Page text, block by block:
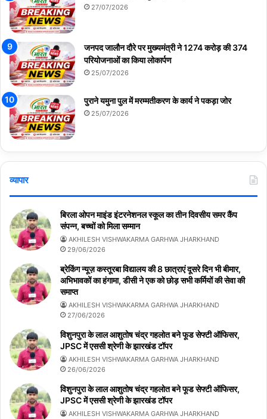
27/07/2026
जनपद जालौन दौरे पर मुख्यमंत्री ने 1274 करोड़ की 374
परियोजनाओं का किया लोकार्पण
25/07/2026
पुराने यमुना पुल में मरम्मतीकरण के कार्य ने पकड़ा जोर
25/07/2026
व्यापार
बिरला ओपन माइंड इंटरनेशनल स्कूल का तीन दिवसीय समर कैंप
संपन्न, बच्चों को मिला सम्मान
AKHILESH VISHWAKARMA GARHWA JHARKHAND
29/06/2026
ब्रेकिंग न्यूज़ कस्तूरबा विद्यालय की 8 छात्राएं दूसरे दिन भी बीमार,
अभिभावकों का हंगामा, डीसी ने एक को छोड़ सभी कर्मियों की सेवा की
समाप्त
AKHILESH VISHWAKARMA GARHWA JHARKHAND
27/06/2026
विशुनपुरा के लाल आशुतोष चंद्र गहलोत बने फूड सेफ्टी ऑफिसर,
JPSC में एससी श्रेणी के झारखंड टॉपर
AKHILESH VISHWAKARMA GARHWA JHARKHAND
26/06/2026
विशुनपुरा के लाल आशुतोष चंद्र गहलोत बने फूड सेफ्टी ऑफिसर,
JPSC में एससी श्रेणी के झारखंड टॉपर
AKHILESH VISHWAKARMA GARHWA JHARKHAND